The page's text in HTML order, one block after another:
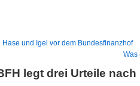
Hase und Igel vor dem Bundesfinanzhof
Was
legt drei Urteile nach